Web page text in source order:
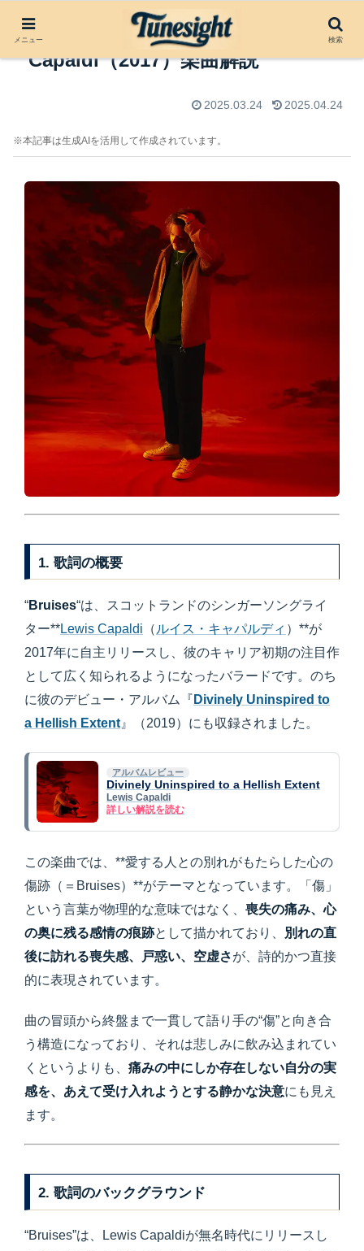
Bruises by Lewis
Capaldi（2017）楽曲解説
2025.03.24 2025.04.24
※本記事は生成AIを活用して作成されています。
1. 歌詞の概要
“Bruises“は、スコットランドのシンガーソングライ
ター**Lewis Capaldi （ ルイス・キャパルディ ）**が
2017年に自主リリースし、彼のキャリア初期の注目作
として広く知られるようになったバラードです。のち
に彼のデビュー・アルバム『 Divinely Uninspired to
a Hellish Extent 』（2019）にも収録されました。
アルバムレビュー
Divinely Uninspired to a Hellish Extent
Lewis Capaldi
詳しい解説を読む
この楽曲では、**愛する人との別れがもたらした心の
傷跡（＝Bruises）**がテーマとなっています。「傷」
という言葉が物理的な意味ではなく、 喪失の痛み、心
の奥に残る感情の痕跡として描かれており、
別れの直
後に訪れる喪失感、戸惑い、空虚さが、詩的かつ直接
的に表現されています。
曲の冒頭から終盤まで一貫して語り手の“傷”と向き合
う構造になっており、それは悲しみに飲み込まれてい
くというよりも、 痛みの中にしか存在しない自分の実
感を、あえて受け入れようとする静かな決意にも見え
ます。
2. 歌詞のバックグラウンド
“Bruises”は、Lewis Capaldiが無名時代にリリースし
メニュー 検索